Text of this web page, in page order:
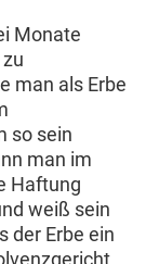
Monate
man als Erbe
so sein
man im
Haftung
weiß sein
der Erbe ein